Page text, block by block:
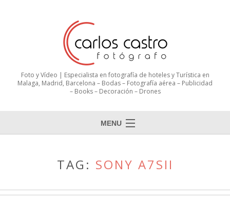
Foto y Vídeo | Especialista en fotografía de hoteles y Turística en
Malaga, Madrid, Barcelona – Bodas – Fotografía aérea – Publicidad
– Books – Decoración – Drones
MENU
TAG: SONY A7SII